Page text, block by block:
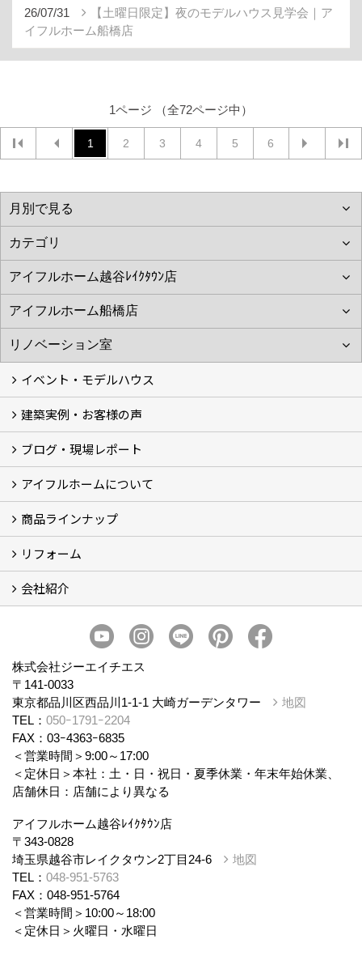
26/07/31
【土曜日限定】夜のモデルハウス見学会｜ア
イフルホーム船橋店
1ページ （全72ページ中）
1 2 3 4 5 6
イベント・モデルハウス
イベント
モデルハウス見学
建築実例・お客様の声
建築実例
お客様の声
ブログ・現場レポート
ブログ
現場レポート
アイフルホームについて
アイフルホームについて (5)
商品ラインナップ
商品ラインナップ
リフォーム
まるごと断熱リフォーム
イベント情報
施工事例
会社紹介
スタッフ紹介
個人情報保護方針
株式会社ジーエイチエス
〒141-0033
東京都品川区西品川1-1-1 大崎ガーデンタワー
地図
TEL： 050ｰ1791ｰ2204
FAX：03ｰ4363ｰ6835
＜営業時間＞9:00～17:00
＜定休日＞本社：土・日・祝日・夏季休業・年末年始休業、
店舗休日：店舗により異なる
アイフルホーム越谷ﾚｲｸﾀｳﾝ店
〒343-0828
埼玉県越谷市レイクタウン2丁目24-6
地図
TEL： 048-951-5763
FAX：048-951-5764
＜営業時間＞10:00～18:00
＜定休日＞火曜日・水曜日